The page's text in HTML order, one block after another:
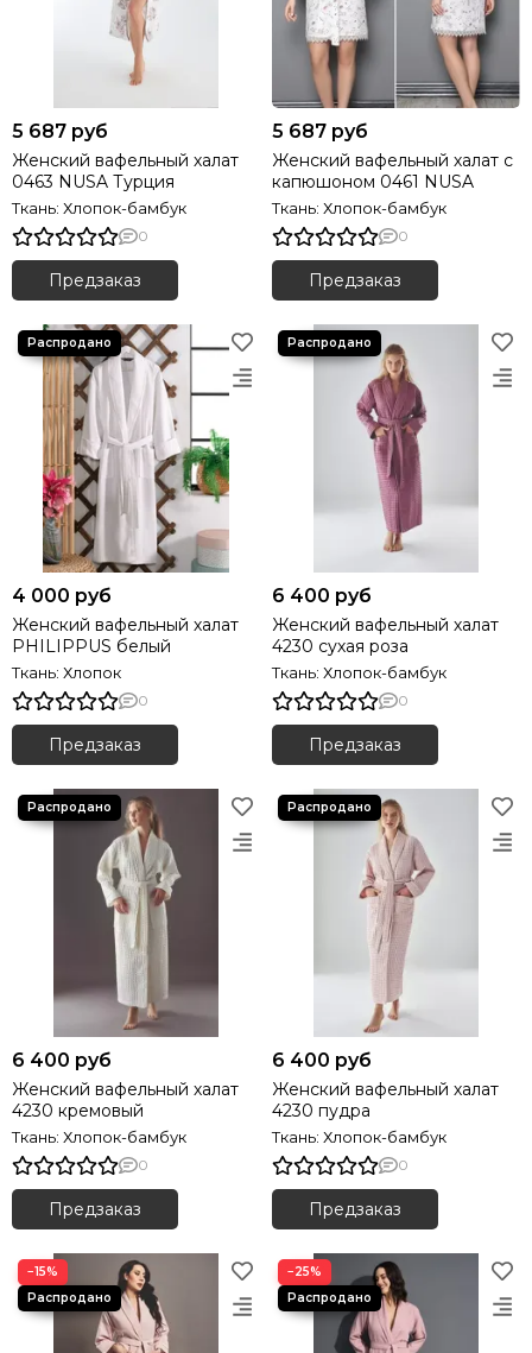
5 687 руб
Женский вафельный халат
0463 NUSA Турция
Ткань: Хлопок-бамбук
0
Предзаказ
5 687 руб
Женский вафельный халат с
капюшоном 0461 NUSA
Ткань: Хлопок-бамбук
0
Предзаказ
4 000 руб
Женский вафельный халат
PHILIPPUS белый
Ткань: Хлопок
0
Предзаказ
6 400 руб
Женский вафельный халат
4230 сухая роза
Ткань: Хлопок-бамбук
0
Предзаказ
6 400 руб
Женский вафельный халат
4230 кремовый
Ткань: Хлопок-бамбук
0
Предзаказ
6 400 руб
Женский вафельный халат
4230 пудра
Ткань: Хлопок-бамбук
0
Предзаказ
−15% −25%